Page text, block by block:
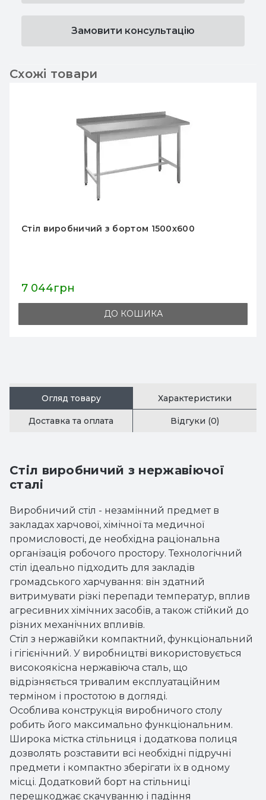
Замовити консультацію
Схожі товари
Стіл виробничий з бортом 1500x600
7 044грн
ДО КОШИКА
Огляд товару Характеристики
Доставка та оплата Відгуки (0)
Стіл виробничий з нержавіючої
сталі
Виробничий стіл - незамінний предмет в
закладах харчової, хімічної та медичної
промисловості, де необхідна раціональна
організація робочого простору. Технологічний
стіл ідеально підходить для закладів
громадського харчування: він здатний
витримувати різкі перепади температур, вплив
агресивних хімічних засобів, а також стійкий до
різних механічних впливів.
Стіл з нержавійки компактний, функціональний
і гігієнічний. У виробництві використовується
високоякісна нержавіюча сталь, що
відрізняється тривалим експлуатаційним
терміном і простотою в догляді.
Особлива конструкція виробничого столу
робить його максимально функціональним.
Широка містка стільниця і додаткова полиця
дозволять розставити всі необхідні підручні
предмети і компактно зберігати їх в одному
місці. Додатковий борт на стільниці
перешкоджає скачуванню і падіння